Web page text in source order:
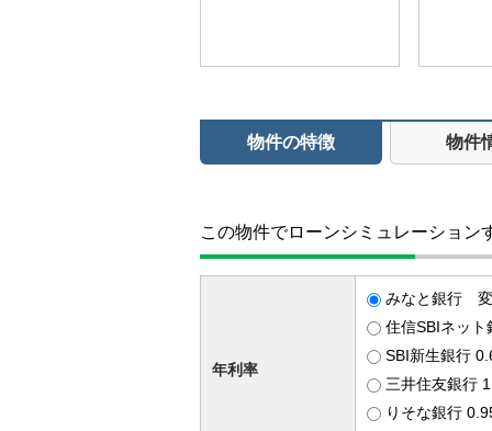
物件の特徴 物件
この物件でローンシミュレーション
年利率
みなと銀行 変
住信SBIネッ
SBI新生銀行
三井住友銀行
りそな銀行